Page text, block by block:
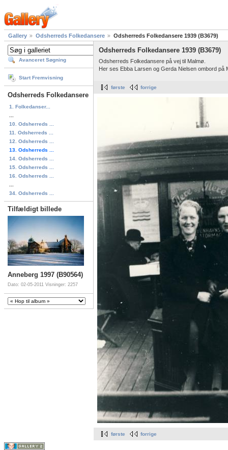
Gallery Odsherreds Folkedansere Odsherreds Folkedansere 1939 (B3679)
Avanceret Søgning
Start Fremvisning
Odsherreds Folkedansere
1. Folkedanser...
10. Odsherreds ...
11. Odsherreds ...
12. Odsherreds ...
13. Odsherreds ...
14. Odsherreds ...
15. Odsherreds ...
16. Odsherreds ...
34. Odsherreds ...
Tilfældigt billede
Anneberg 1997 (B90564)
Dato: 02-05-2011 Visninger: 2257
Odsherreds Folkedansere 1939 (B3679)
Odsherreds Folkedansere på vej til Malmø.
Her ses Ebba Larsen og Gerda Nielsen ombord på
første forrige
første forrige